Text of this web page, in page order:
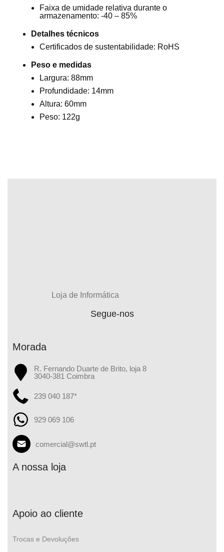
Faixa de umidade relativa durante o
armazenamento: -40 – 85%
Detalhes técnicos
Certificados de sustentabilidade: RoHS
Peso e medidas
Largura: 88mm
Profundidade: 14mm
Altura: 60mm
Peso: 122g
Loja de Informática
Segue-nos
Morada
R. Fernando Duarte de Brito, loja 8
3040-381 Coimbra
239 040 187*
929 069 106
comercial@swtl.pt
A nossa loja
Apoio ao cliente
Trocas e Devoluções